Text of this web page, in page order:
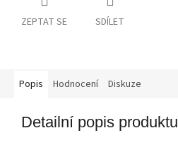
ZEPTAT SE SDÍLET
Popis Hodnocení Diskuze
Detailní popis produktu